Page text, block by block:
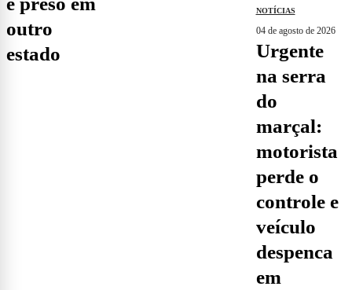
outro
estado
NOTÍCIAS
04 de agosto de 2026
urgente
na serra
do
marçal:
motorista
perde o
controle e
veículo
despenca
em